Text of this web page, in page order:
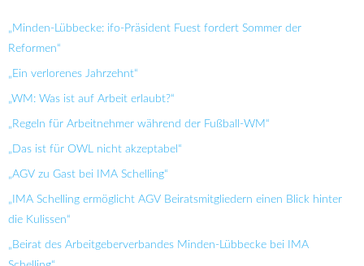
„Minden-Lübbecke: ifo-Präsident Fuest fordert Sommer der
Reformen“
„Ein verlorenes Jahrzehnt“
„WM: Was ist auf Arbeit erlaubt?“
„Regeln für Arbeitnehmer während der Fußball-WM“
„Das ist für OWL nicht akzeptabel“
„AGV zu Gast bei IMA Schelling“
„IMA Schelling ermöglicht AGV Beiratsmitgliedern einen Blick hinter
die Kulissen“
„Beirat des Arbeitgeberverbandes Minden-Lübbecke bei IMA